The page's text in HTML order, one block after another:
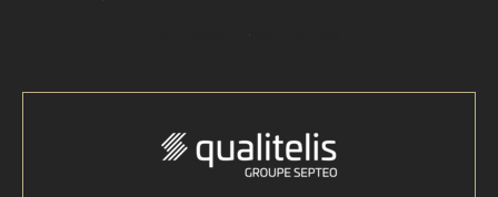
Accéder à mon compte